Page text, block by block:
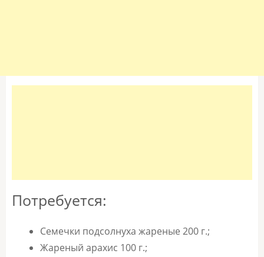
Потребуется:
Семечки подсолнуха жареные 200 г.;
Жареный арахис 100 г.;